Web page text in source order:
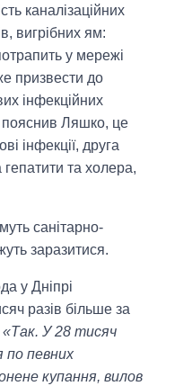
каналізаційних
вигрібних ям:
у мережі
призвести до
інфекційних
пояснив Ляшко, це
інфекції, друга
гепатити та холера,
санітарно-
заразитися.
у Дніпрі
разів більше за
«Так. У 28 тисяч
по певних
купання, вилов